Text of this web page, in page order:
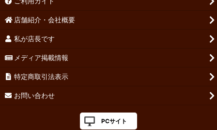
店舗紹介・会社概要
私が店長です
メディア掲載情報
特定商取引法表示
お問い合わせ
PCサイト